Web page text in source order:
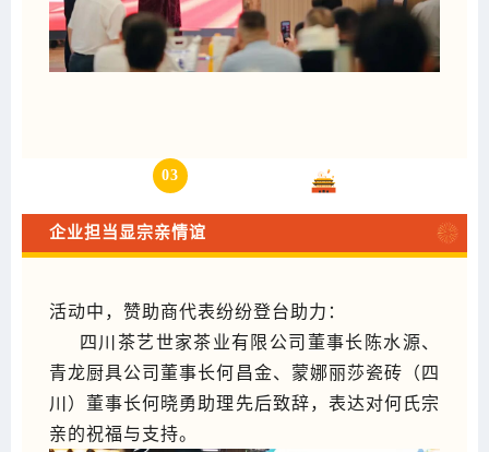
03
企业担当显宗亲情谊
活动中，赞助商代表纷纷登台助力：
四川茶艺世家茶业有限公司董事长陈水源、
青龙厨具公司董事长何昌金、蒙娜丽莎瓷砖（四
川）董事长何晓勇助理先后致辞，表达对何氏宗
亲的祝福与支持。